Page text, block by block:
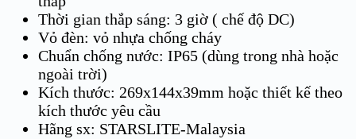
Thời gian thắp sáng: 3 giờ ( chế độ DC)
Vỏ đèn: vỏ nhựa chống cháy
Chuẩn chống nước: IP65 (dùng trong nhà hoặc
ngoài trời)
Kích thước: 269x144x39mm hoặc thiết kế theo
kích thước yêu cầu
Hãng sx: STARSLITE-Malaysia